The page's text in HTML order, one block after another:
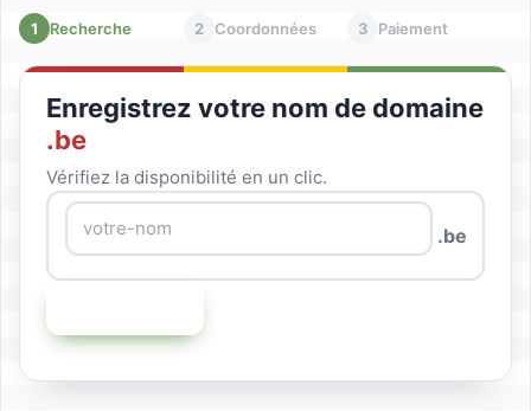
1 Recherche 2 Coordonnées 3 Paiement
Enregistrez votre nom de domaine
.be
Vérifiez la disponibilité en un clic.
.be